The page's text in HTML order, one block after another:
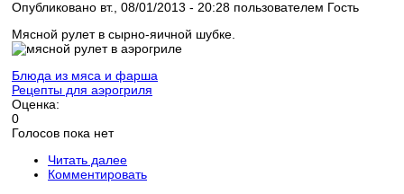
Опубликовано вт., 08/01/2013 - 20:28 пользователем Гость
Мясной рулет в сырно-яичной шубке.
Блюда из мяса и фарша
Рецепты для аэрогриля
Оценка:
0
Голосов пока нет
Читать далее
Комментировать